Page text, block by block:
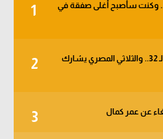
1
وكنت سأصبح أغلى صفقة في
2
خبر في الجول - الأهلي يبدأ من دور الـ 32.. والثلاثي المصري يشارك
3 عن عمر كمال